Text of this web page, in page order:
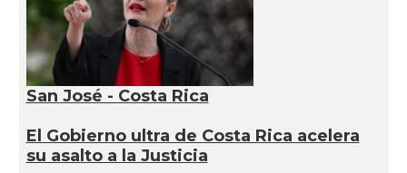
San José - Costa Rica
El Gobierno ultra de Costa Rica acelera
su asalto a la Justicia